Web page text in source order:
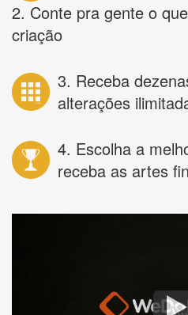
2. Conte pra gente o
criação
3. Receba
alterações
4. Escolha a
receba as artes